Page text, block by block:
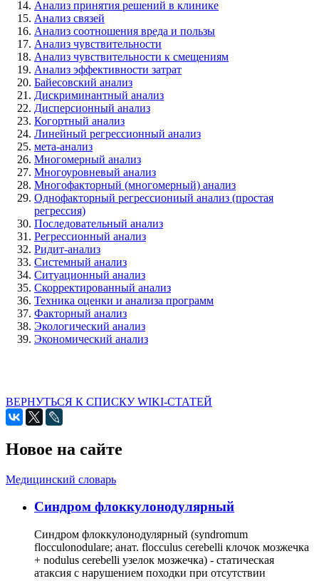
Анализ принятия решений в клинике
Анализ связей
Анализ соотношения вреда и пользы
Анализ чувствительности
Анализ чувствительности к смещениям
Анализ эффективности затрат
Байесовский анализ
Дискриминантный анализ
Дисперсионный анализ
Когортный анализ
Линейный регрессионный анализ
мета-анализ
Многомерный анализ
Многоуровневый анализ
Многофакторный (многомерный) анализ
Однофакторный регрессиониый анализ (простая
регрессия)
Последовательный анализ
Регрессионный анализ
Ридит-анализ
Системный анализ
Ситуационный анализ
Скорректированный анализ
Техника оценки и анализа программ
Факторный анализ
Экологический анализ
Экономический анализ
ВЕРНУТЬСЯ К СПИСКУ WIKI-СТАТЕЙ
Новое на сайте
Медицинский словарь
Cиндром флоккулонодулярный
Синдром флоккулонодулярный (syndromum
flocculonodulare; анат. flocculus cerebelli клочок мозжечка
+ nodulus cerebelli узелок мозжечка) - статическая
атаксия с нарушением походки при отсутствии